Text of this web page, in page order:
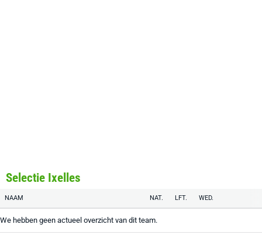
Selectie Ixelles
NAAM NAT. LFT. WED.
We hebben geen actueel overzicht van dit team.